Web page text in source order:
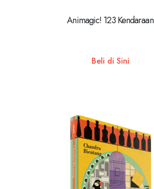
Animagic! 123 Kendaraan
Beli di Sini